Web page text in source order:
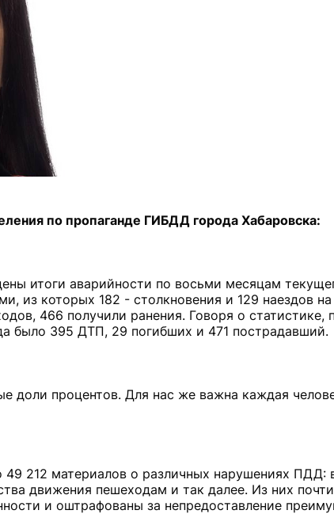
по пропаганде ГИБДД города Хабаровска:
итоги аварийности по восьми месяцам
из которых 182 - столкновения и 129 наездов
466 получили ранения. Говоря о
было 395 ДТП, 29 погибших и 471 пострадавший.
доли процентов. Для нас же важна каждая
212 материалов о различных нарушениях ПДД:
движения пешеходам и так далее. Из них
и оштрафованы за непредоставление